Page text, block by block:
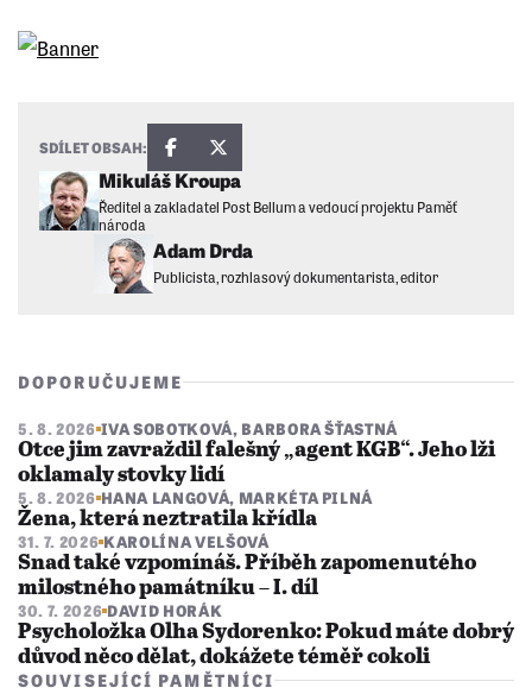
Adam Drda
Publicista, rozhlasový dokumentarista, editor
Mikuláš Kroupa
Ředitel a zakladatel Post Bellum a vedoucí projektu Paměť
národa
SDÍLET OBSAH:
DOPORUČUJEME
5. 8. 2026 IVA SOBOTKOVÁ, BARBORA ŠŤASTNÁ
Otce jim zavraždil falešný „agent KGB“. Jeho lži
oklamaly stovky lidí
5. 8. 2026 HANA LANGOVÁ, MARKÉTA PILNÁ
Žena, která neztratila křídla
31. 7. 2026 KAROLÍNA VELŠOVÁ
Snad také vzpomínáš. Příběh zapomenutého
milostného památníku – I. díl
30. 7. 2026 DAVID HORÁK
Psycholožka Olha Sydorenko: Pokud máte dobrý
důvod něco dělat, dokážete téměř cokoli
SOUVISEJÍCÍ PAMĚTNÍCI